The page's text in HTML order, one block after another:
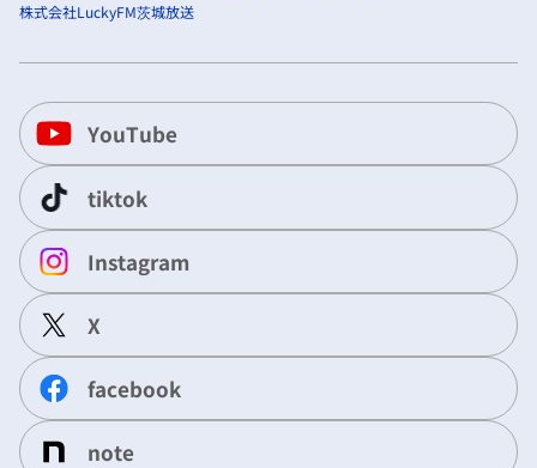
株式会社LuckyFM茨城放送
YouTube
tiktok
Instagram
X
facebook
note